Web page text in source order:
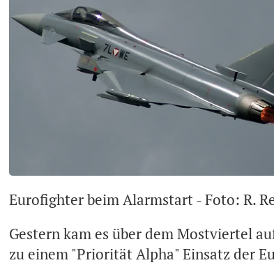
Eurofighter beim Alarmstart - Foto: R.
Gestern kam es über dem Mostviertel
zu einem "Priorität Alpha" Einsatz der